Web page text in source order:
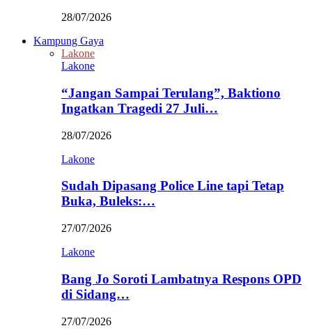
28/07/2026
Kampung Gaya
Lakone
Lakone
“Jangan Sampai Terulang”, Baktiono
Ingatkan Tragedi 27 Juli…
28/07/2026
Lakone
Sudah Dipasang Police Line tapi Tetap
Buka, Buleks:…
27/07/2026
Lakone
Bang Jo Soroti Lambatnya Respons OPD
di Sidang…
27/07/2026